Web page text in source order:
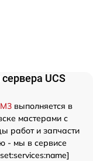
UCS
выполняется в
мастерами с
работ и запчасти
- мы в сервисе